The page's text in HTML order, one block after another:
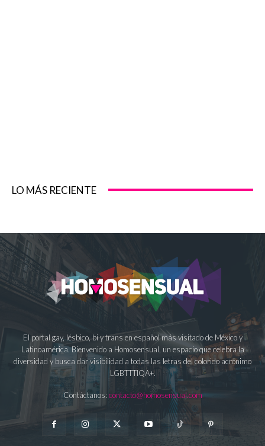
LO MÁS RECIENTE
El portal gay, lésbico, bi y trans en español más visitado de México y
Latinoamérica. Bienvenido a Homosensual, un espacio que celebra la
diversidad y busca dar visibilidad a todas las letras del colorido acrónimo
LGBTTTIQA+.
Contáctanos: contacto@homosensual.com